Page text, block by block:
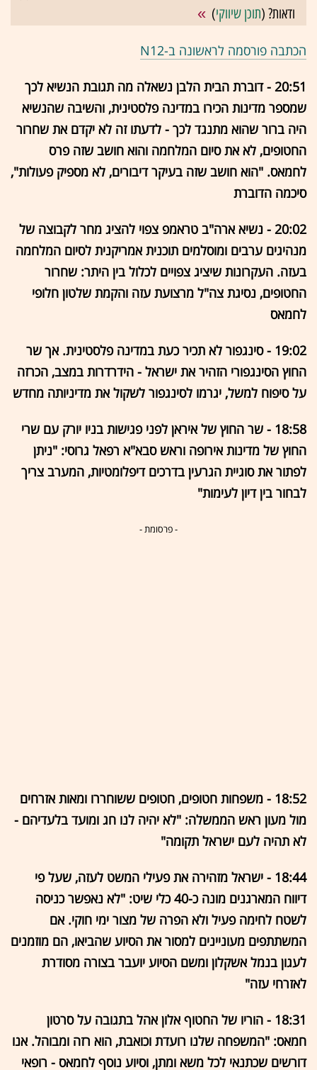
ודאות? (תוכן שיווקי)
הכתבה פורסמה לראשונה ב-N12
20:51 - דוברת הבית הלבן נשאלה מה תגובת הנשיא לכך
שמספר מדינות הכירו במדינה פלסטינית, והשיבה שהנשיא
היה ברור שהוא מתנגד לכך - לדעתו זה לא יקדם את שחרור
החטופים, לא את סיום המלחמה והוא חושב שזה פרס
לחמאס. "הוא חושב שזה בעיקר דיבורים, לא מספיק פעולות",
סיכמה הדוברת
20:02 - נשיא ארה"ב טראמפ צפוי להציג מחר לקבוצה של
מנהיגים ערבים ומוסלמים תוכנית אמריקנית לסיום המלחמה
בעזה. העקרונות שיציג צפויים לכלול בין היתר: שחרור
החטופים, נסיגת צה"ל מרצועת עזה והקמת שלטון חלופי
לחמאס
19:02 - סינגפור לא תכיר כעת במדינה פלסטינית. אך שר
החוץ הסינגפורי הזהיר את ישראל - הידרדרות במצב, הכרזה
על סיפוח למשל, יגרמו לסינגפור לשקול את מדיניותה מחדש
18:58 - שר החוץ של איראן לפני פגישות בניו יורק עם שרי
החוץ של מדינות אירופה וראש סבא"א רפאל גרוסי: "ניתן
לפתור את סוגיית הגרעין בדרכים דיפלומטיות, המערב צריך
לבחור בין דיון לעימות"
- פרסומת -
18:52 - משפחות חטופים, חטופים ששוחררו ומאות אזרחים
מול מעון ראש הממשלה: "לא יהיה לנו חג ומועד בלעדיהם -
לא תהיה לעם ישראל תקומה"
18:44 - ישראל מזהירה את פעילי המשט לעזה, שעל פי
דיווח המארגנים מונה כ-40 כלי שיט: "לא נאפשר כניסה
לשטח לחימה פעיל ולא הפרה של מצור ימי חוקי. אם
המשתתפים מעוניינים למסור את הסיוע שהביאו, הם מוזמנים
לעגון בנמל אשקלון ומשם הסיוע יועבר בצורה מסודרת
לאזרחי עזה"
18:31 - הוריו של החטוף אלון אהל בתגובה על סרטון
חמאס: "המשפחה שלנו רועדת וכואבת, הוא רזה ומבוהל. אנו
דורשים שכתנאי לכל משא ומתן, וסיוע נוסף לחמאס - רופאי